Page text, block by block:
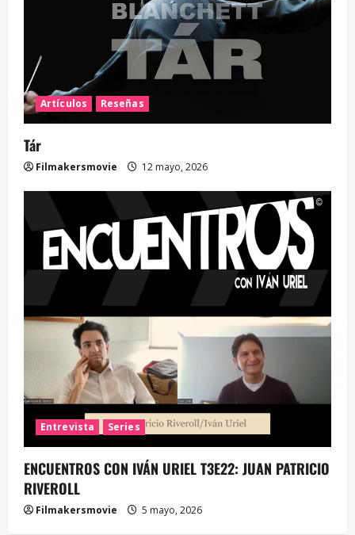
Artículos Reseñas
Tár
Filmakersmovie 12 mayo, 2026
Entrevista Series
ENCUENTROS CON IVÁN URIEL T3E22: JUAN PATRICIO
RIVEROLL
Filmakersmovie 5 mayo, 2026